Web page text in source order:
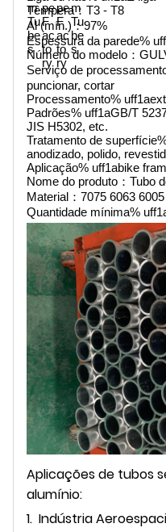
Têmpera：T3 - T8
Al (mín.)：97%
Espessura da parede%
Número do modelo：
Serviço de
puncionar, cortar
Processamento%
Padrões% uff1aGB/T
JIS H5302, etc.
Tratamento de
anodizado, polido,
Aplicação% uff1abike
Nome do produto：Tubo
Material：7075 6063
Quantidade mínima%
Aplicações de tubos
alumínio:
1. Indústria